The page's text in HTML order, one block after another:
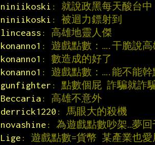
niniikoski : 就說政黑每天酸台
niniikoski : 被迴力鏢射到
linceass : 高雄地靈人傑
konanno1 : 遊戲點數：….干脆說高
konanno1 : 數造成的好了
konanno1 : 遊戲點數：….能不能幹
gunfighter : 點數個屁 詐騙就詐
Beccaria : 高雄不意外
derrick1220 : 馬眼大的殺機
novashine : 為遊戲點數吵架…夢回
Lige : 遊戲點數=貨幣 某產業也愛